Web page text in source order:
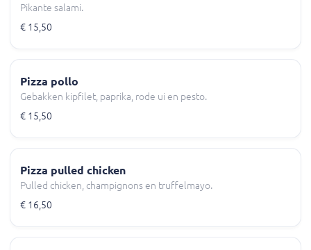
Pikante salami.
€ 15,50
Pizza pollo
Gebakken kipfilet, paprika, rode ui en pesto.
€ 15,50
Pizza pulled chicken
Pulled chicken, champignons en truffelmayo.
€ 16,50